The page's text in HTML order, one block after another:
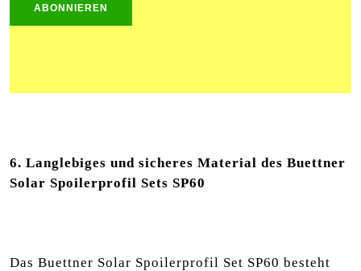
6. Langlebiges und sicheres Material des Buettner
Solar Spoilerprofil Sets SP60
Das Buettner Solar Spoilerprofil Set SP60 besteht